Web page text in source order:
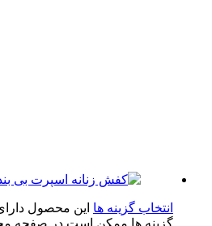
گزینه ها این محصول دارای انواع
ها ممکن است در صفحه محصول